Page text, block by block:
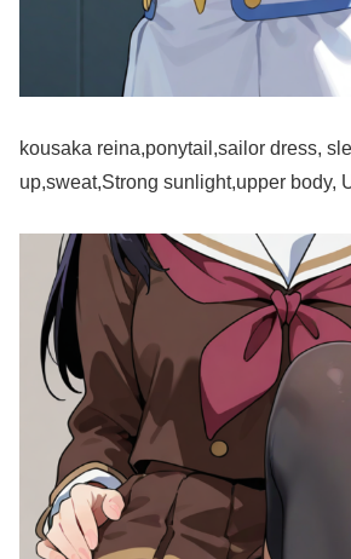
kousaka reina,ponytail,sailor dress,
up,sweat,Strong sunlight,upper body,